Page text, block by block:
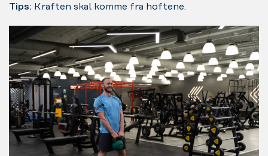
Tips: Kraften skal komme fra hoftene.